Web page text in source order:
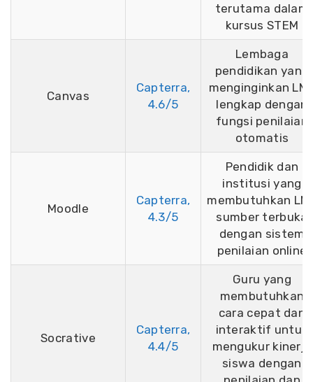
terutama dalam
kursus STEM
Canvas
Capterra,
4.6/5
Lembaga
pendidikan yang
menginginkan
lengkap dengan
fungsi penilaian
otomatis
Moodle
Capterra,
4.3/5
Pendidik dan
institusi yang
membutuhkan
sumber terbuka
dengan sistem
penilaian online
Socrative
Capterra,
4.4/5
Guru yang
membutuhkan
cara cepat dan
interaktif untuk
mengukur kinerja
siswa dengan